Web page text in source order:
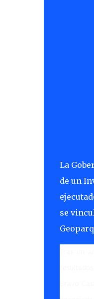
La
de un
se